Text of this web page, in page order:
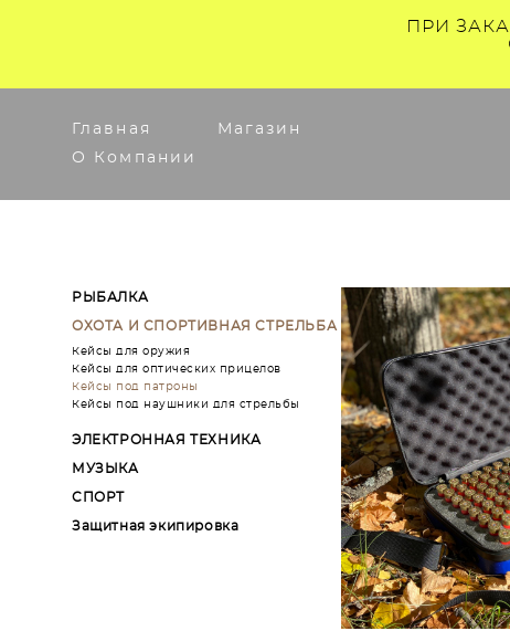
ПРИ
Главная
Магазин
О Компании
РЫБАЛКА
ОХОТА И СПОРТИВНАЯ СТРЕЛЬБА
Кейсы для оружия
Кейсы для оптических прицелов
Кейсы под патроны
Кейсы под наушники для стрельбы
ЭЛЕКТРОННАЯ ТЕХНИКА
МУЗЫКА
СПОРТ
Защитная экипировка